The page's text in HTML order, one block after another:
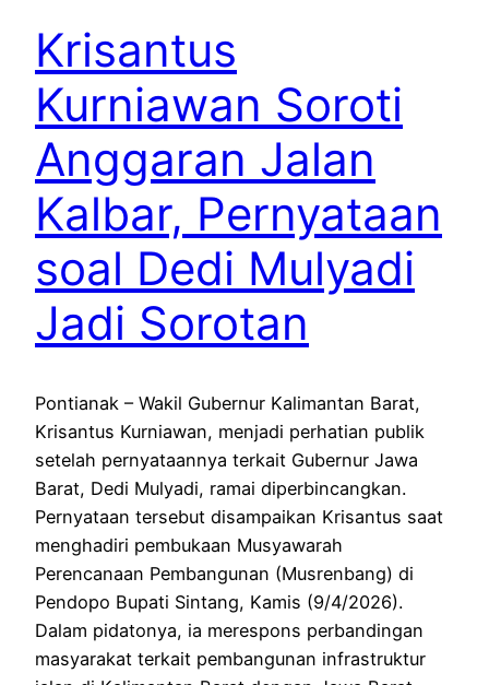
Krisantus
Kurniawan Soroti
Anggaran Jalan
Kalbar, Pernyataan
soal Dedi Mulyadi
Jadi Sorotan
Pontianak – Wakil Gubernur Kalimantan Barat,
Krisantus Kurniawan, menjadi perhatian publik
setelah pernyataannya terkait Gubernur Jawa
Barat, Dedi Mulyadi, ramai diperbincangkan.
Pernyataan tersebut disampaikan Krisantus saat
menghadiri pembukaan Musyawarah
Perencanaan Pembangunan (Musrenbang) di
Pendopo Bupati Sintang, Kamis (9/4/2026).
Dalam pidatonya, ia merespons perbandingan
masyarakat terkait pembangunan infrastruktur